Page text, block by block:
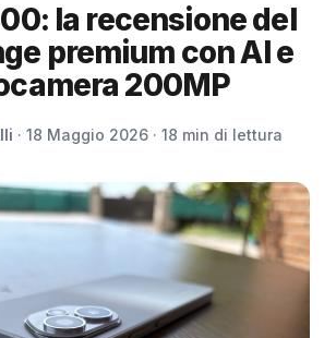
la recensione del
premium con AI e
200MP
· 18 Maggio 2026 · 18 min di lettura